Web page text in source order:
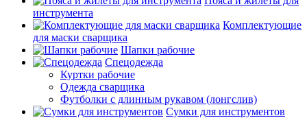
инструмента
Комплектующие
для маски сварщика
Шапки рабочие
Спецодежда
Куртки рабочие
Одежда сварщика
Футболки с длинным рукавом (лонгслив)
Сумки для инструментов